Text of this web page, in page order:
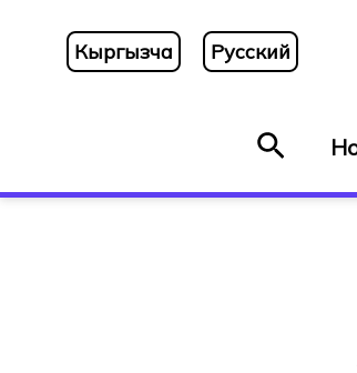
содержимому
Кыргызча Русский
Поиск